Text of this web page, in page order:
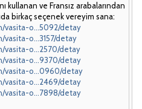
kullanan ve Fransız arabalarından
birkaç seçenek vereyim sana:
vasita-o...5092/detay
vasita-o...3157/detay
vasita-o...2570/detay
vasita-o...9370/detay
vasita-o...0960/detay
vasita-o...2469/detay
vasita-o...7898/detay